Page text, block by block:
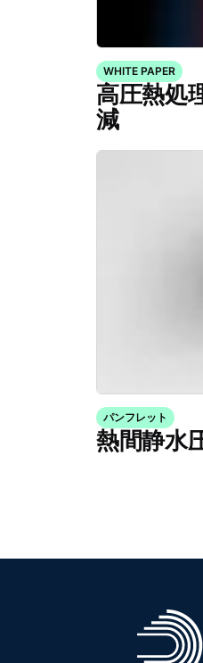
WHITE PAPER
高圧熱処
減
パンフレット
熱間静水